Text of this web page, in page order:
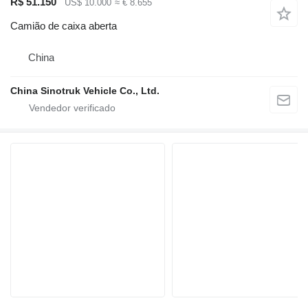
US$ 10.000 ≈ € 8.655
Camião de caixa aberta
China
China Sinotruk Vehicle Co., Ltd.